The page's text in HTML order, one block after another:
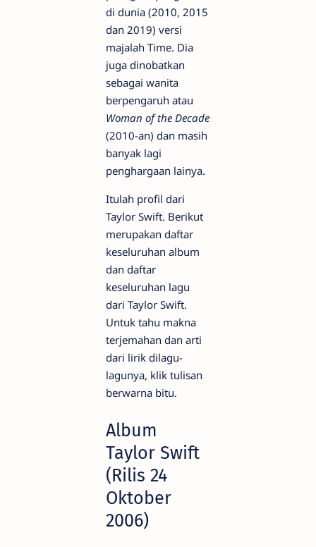
di dunia (2010, 2015
dan 2019) versi
majalah Time. Dia
juga dinobatkan
sebagai wanita
berpengaruh atau
Woman of the Decade
(2010-an) dan masih
banyak lagi
penghargaan lainya.
Itulah profil dari
Taylor Swift. Berikut
merupakan daftar
keseluruhan album
dan daftar
keseluruhan lagu
dari Taylor Swift.
Untuk tahu makna
terjemahan dan arti
dari lirik dilagu-
lagunya, klik tulisan
berwarna bitu.
Album
Taylor Swift
(Rilis 24
Oktober
2006)